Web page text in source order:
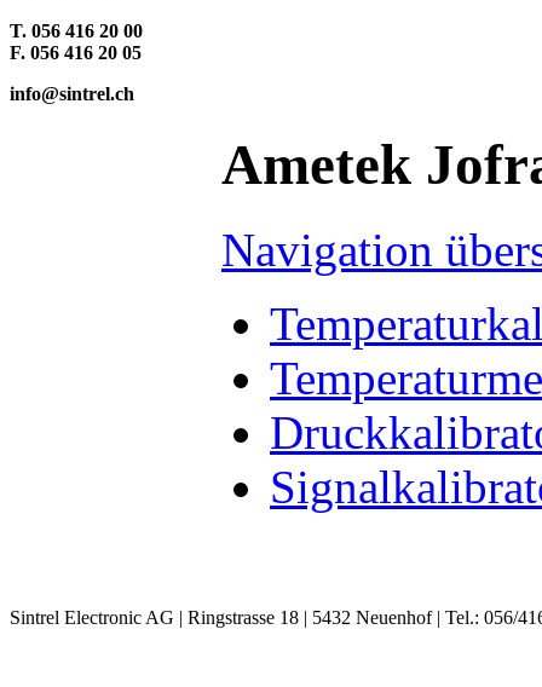
T. 056 416 20 00
F. 056 416 20 05
info@sintrel.ch
Ametek
Navigation
Sintrel Electronic AG | Ringstrasse 18 | 5432 Neuenhof | Tel.: 056/